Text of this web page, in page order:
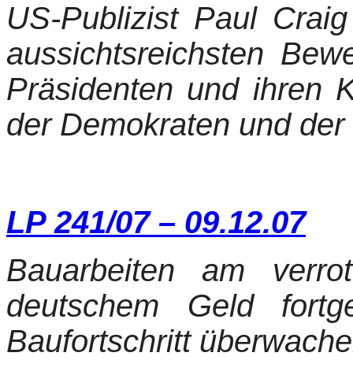
US-Publizist Paul
aussichtsreichsten
Präsidenten und ihren
der Demokraten und
LP 241/07 – 09.12.07
Bauarbeiten am
deutschem Geld
Baufortschritt